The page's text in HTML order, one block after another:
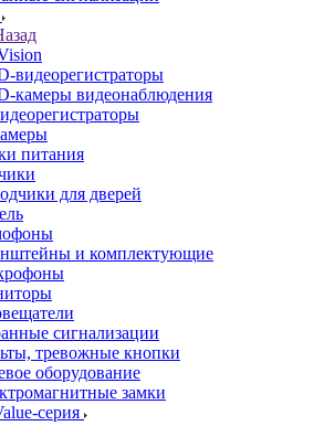
видеорегистраторы
камеры видеонаблюдения
питания
для дверей
и комплектующие
сигнализации
тревожные кнопки
оборудование
замки
серия